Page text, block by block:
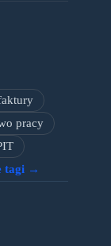
pracy
tagi →